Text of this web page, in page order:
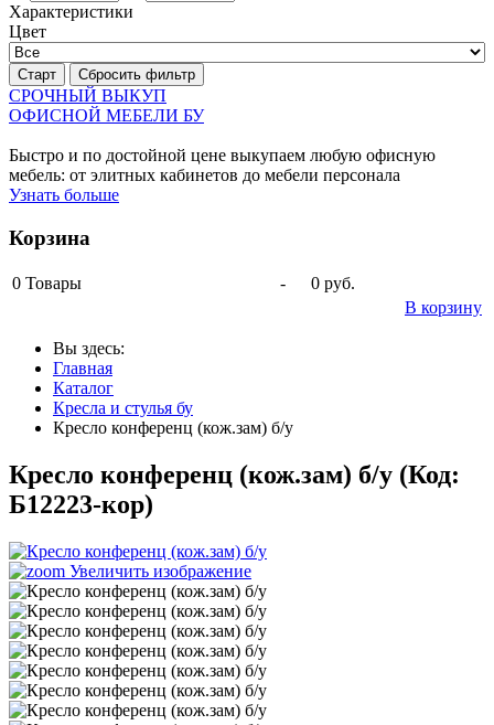
Характеристики
Цвет
Старт Сбросить фильтр
СРОЧНЫЙ ВЫКУП
ОФИСНОЙ МЕБЕЛИ БУ
Быстро и по достойной цене выкупаем любую офисную
мебель: от элитных кабинетов до мебели персонала
Узнать больше
Корзина
0 Товары -
0 руб.
В корзину
Вы здесь:
Главная
Каталог
Кресла и стулья бу
Кресло конференц (кож.зам) б/у
Кресло конференц (кож.зам) б/у (Код:
Б12223-кор)
Увеличить изображение